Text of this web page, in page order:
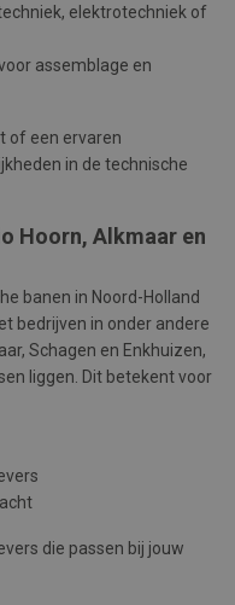
elektrotechniek of
assemblage en
of een ervaren
in de technische
Hoorn, Alkmaar en
banen in Noord-Holland
bedrijven in onder andere
Schagen en Enkhuizen,
liggen. Dit betekent voor
die passen bij jouw